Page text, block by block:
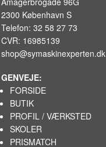
2300 København S
Telefon: 32 58 27 73
CVR: 16985139
shop@symaskinexperten.dk
GENVEJE:
FORSIDE
BUTIK
PROFIL / VÆRKSTED
SKOLER
PRISMATCH